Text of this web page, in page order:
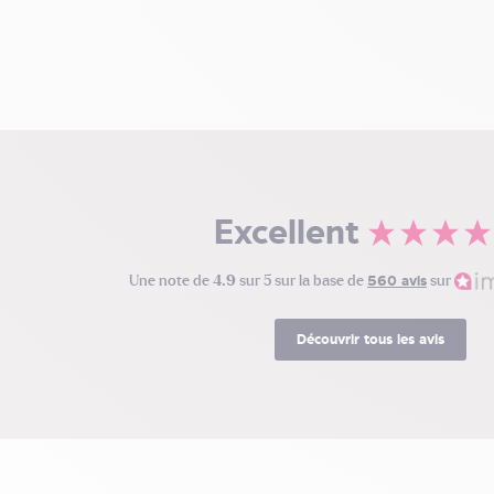
Excellent
Une note de 4.9 sur 5 sur la base de 560 avis sur
Découvrir tous les avis